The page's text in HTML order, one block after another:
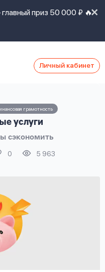
приз 50 000 ₽ 🔥
Личный кабинет
грамотность
услуги
сэкономить
0 5 963